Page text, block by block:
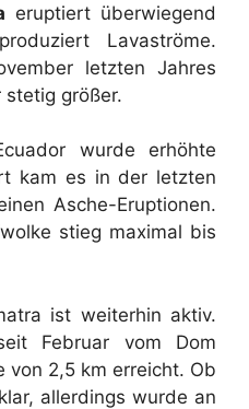
eruptiert überwiegend
Lavaströme.
letzten Jahres
größer.
wurde erhöhte
kam es in der letzten
Asche-Eruptionen.
stieg maximal bis
ist weiterhin aktiv.
Februar vom Dom
von 2,5 km erreicht. Ob
allerdings wurde an